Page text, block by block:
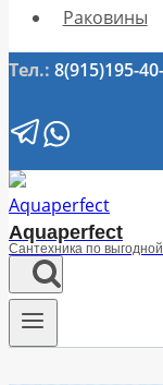
Раковины
Тел.: 8(915)195-
Aquaperfect
Сантехника по